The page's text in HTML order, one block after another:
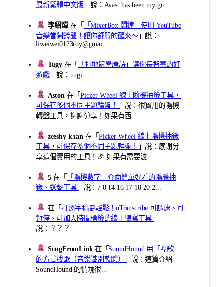
最新繁體中文版 」說：Avast has been my go...
李紹煒在「
「MixerBox 鬧鐘」使用 YouTube
音樂當鬧鈴聲！讓你舒服的醒來～ 」說：
liweiwei0123roy@gmai...
Tugy 在「
「打地鼠學唐詩」讓你長智慧的好
遊戲 」說：uugi
Aston 在「Picker Wheel 線上隨機抽籤工具，
可保存多個不同主題輪盤！
」說：很實用的隨機
轉盤工具，謝謝分享！如果有西...
zeeshy khan 在「Picker Wheel 線上隨機抽籤
工具，可保存多個不同主題輪盤！
」說：感謝分
享這個實用的工具！🎉 如果有需要波...
5 在「
「隨機數字」介面簡單好看的隨機抽
籤、選號工具 」說：7 8 14 16 17 18 20 2...
在「打逐字稿更輕鬆！oTranscribe 可調速、可
暫停、可加入時間標籤的線上聽寫工具 」
說：？？？
SongFromLink 在「 SoundHound 用「哼歌」
的方式找歌（音樂識別軟體）
」說：這篇介紹
SoundHound 的情境很...